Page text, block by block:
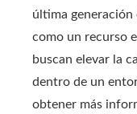
última generación
como un recurso
buscan elevar la
dentro de un
obtener más